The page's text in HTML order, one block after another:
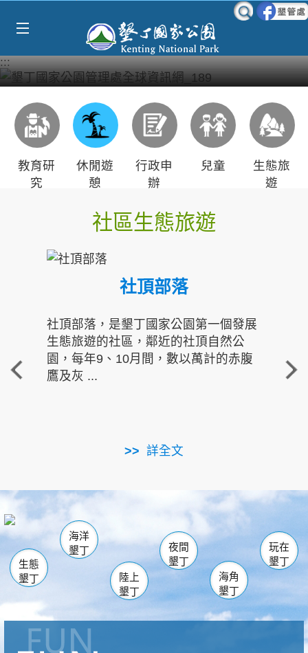
:::
教育研
究
休閒遊
憩
行政申
辦
兒童
生態旅
遊
社區生態旅遊
社頂部落
社頂部落，是墾丁國家公園第一個發展
生態旅遊的社區，鄰近的社頂自然公
園，每年9、10月間，數以萬計的赤腹
鷹及灰 ...
詳全文
重
走進
南仁湖
海生館
恆春 佳樂水
龍鑾潭自然中心 森林遊樂區
瓊麻館
關山 墾管處遊客中心
社頂公園 風吹沙
船帆石
白砂 龍磐公園
香蕉灣
砂島
鵝鑾鼻
生態
墾丁
海洋
墾丁
陸上
墾丁
夜間
墾丁
海角
墾丁
玩在
墾丁